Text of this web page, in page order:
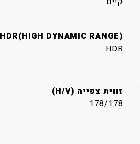
HDR(HIGH DYNAMIC RANGE)
HDR
זווית צפייה (H/V)
178/178